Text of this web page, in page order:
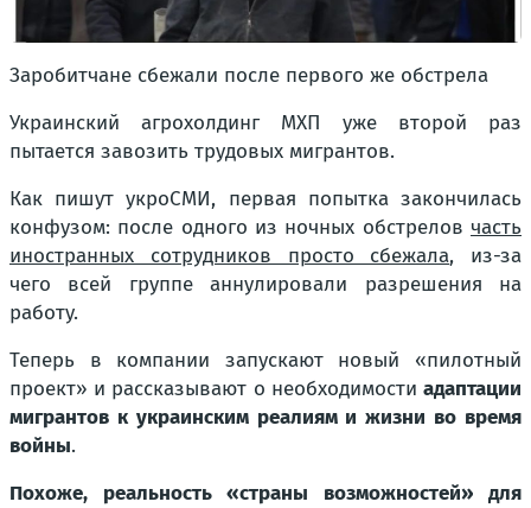
Заробитчане сбежали после первого же обстрела
Украинский агрохолдинг МХП уже второй раз
пытается завозить трудовых мигрантов.
Как пишут укроСМИ, первая попытка закончилась
конфузом: после одного из ночных обстрелов часть
иностранных сотрудников просто сбежала, из-за
чего всей группе аннулировали разрешения на
работу.
Теперь в компании запускают новый «пилотный
проект» и рассказывают о необходимости адаптации
мигрантов к украинским реалиям и жизни во время
войны.
Похоже, реальность «страны возможностей» для